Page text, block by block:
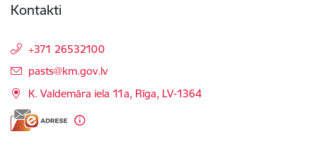
Kontakti
+371 26532100
E-pasts:
pasts@km.gov.lv
K. Valdemāra iela 11a, Rīga, LV-1364